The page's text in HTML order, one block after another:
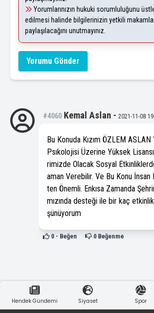
Yorumlarınızın hukuki sorumluluğunu
edilmesi halinde bilgilerinizin yetkili
paylaşılacağını unutmayınız.
Yorumu Gönder
#4060 Kemal Aslan - 2021-11-08
Bu Konuda Kızım ÖZLEM
Psıkolojisi Üzerine Yüksek
rimizde Olacak Sosyal
aman Verebilir. Ve Bu Konu İnsan
ten Önemli. Enkısa Zamanda
mızında desteği ile bir kaç
şünüyorum
0- Beğen 0Beğenme
Hendek Gündemi Siyaset Spor